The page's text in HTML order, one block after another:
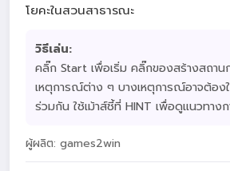
โยคะในสวนสาธารณะ
วิธีเล่น:
คลิ๊ก Start เพื่อเริ่ม คลิ๊กของสร้างสถาน
เหตุการณ์ต่าง ๆ บางเหตุการณ์อาจต้อง
ร่วมกัน ใช้เม้าส์ชี้ที่ HINT เพื่อดูแนวทาง
ผู้ผลิต: games2win